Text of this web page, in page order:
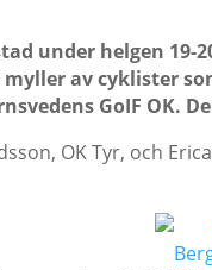
under helgen
av cyklister
GoIF OK.
OK Tyr, och